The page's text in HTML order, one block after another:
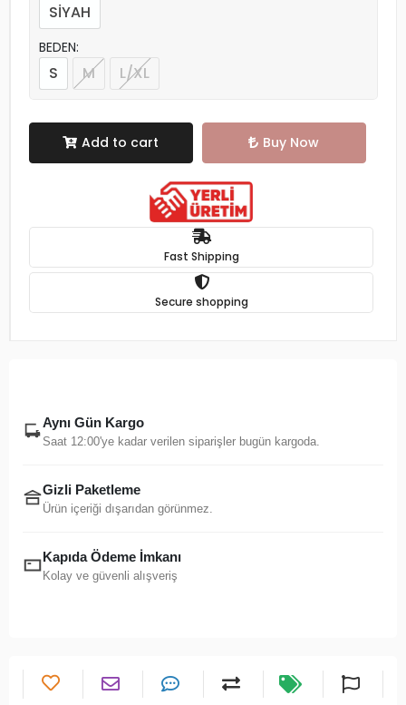
SİYAH
BEDEN:
S M L/XL
Add to cart Buy Now
Fast Shipping
Secure shopping
Aynı Gün Kargo
Saat 12:00'ye kadar verilen siparişler bugün kargoda.
Gizli Paketleme
Ürün içeriği dışarıdan görünmez.
Kapıda Ödeme İmkanı
Kolay ve güvenli alışveriş